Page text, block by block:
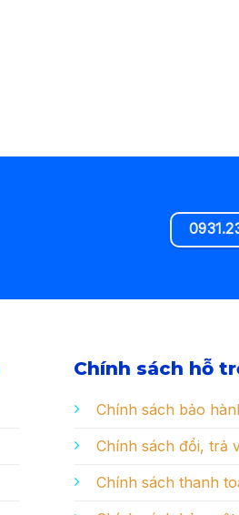
Chính sách hỗ
Chính sách bảo
Chính sách đổi, trả
Chính sách thanh